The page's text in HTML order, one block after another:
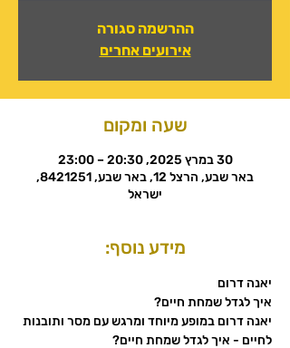
ההרשמה סגורה
אירועים אחרים
שעה ומקום
30 במרץ 2025, 20:30 – 23:00
באר שבע, הרצל 12, באר שבע, 8421251,
ישראל
מידע נוסף:
יאנה דרום
איך לגדל שמחת חיים?
יאנה דרום במופע מיוחד ומרגש עם מסר ותובנות
לחיים - איך לגדל שמחת חיים?